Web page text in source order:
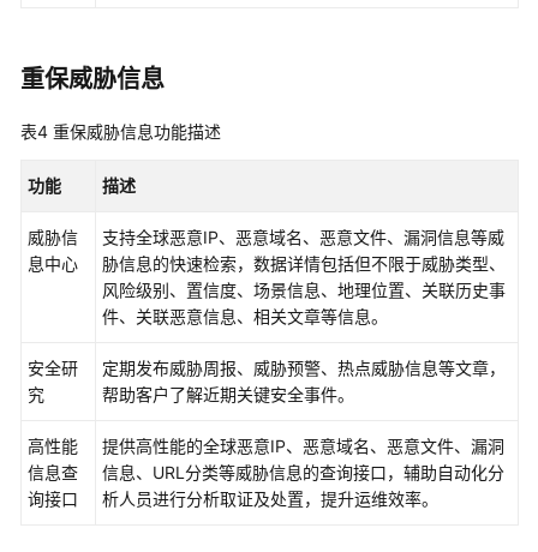
为
坤-
操
更
文
下
载
重保威胁信息
表4 重保威胁信息功能描述
功能 描述
威胁信
息中心
支持全球恶意IP、恶意域名、恶意文件、漏洞信息等威
胁信息的快速检索，数据详情包括但不限于威胁类型、
风险级别、置信度、场景信息、地理位置、关联历史事
件、关联恶意信息、相关文章等信息。
安全研
究
定期发布威胁周报、威胁预警、热点威胁信息等文章，
帮助客户了解近期关键安全事件。
高性能
信息查
询接口
提供高性能的全球恶意IP、恶意域名、恶意文件、漏洞
信息、URL分类等威胁信息的查询接口，辅助自动化分
析人员进行分析取证及处置，提升运维效率。